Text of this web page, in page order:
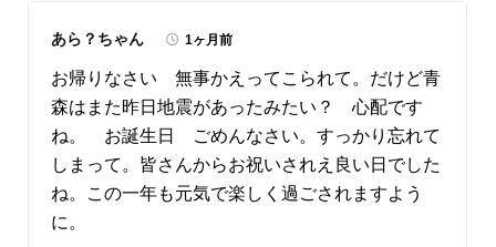
あら？ちゃん 1ヶ月前
お帰りなさい 無事かえってこられて。だけど青
森はまた昨日地震があったみたい？ 心配です
ね。 お誕生日 ごめんなさい。すっかり忘れて
しまって。皆さんからお祝いされえ良い日でした
ね。この一年も元気で楽しく過ごされますよう
に。